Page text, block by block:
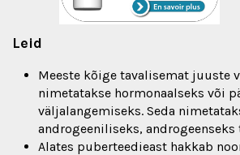
Leid
Meeste kõige tavalisemat juuste
nimetatakse hormonaalseks või
väljalangemiseks. Seda
androgeeniliseks,
Alates puberteedieast hakkab